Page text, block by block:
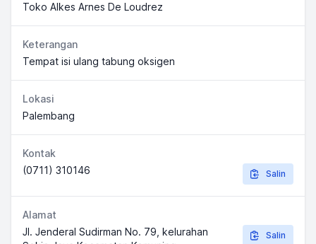
Toko Alkes Arnes De Loudrez
Keterangan
Tempat isi ulang tabung oksigen
Lokasi
Palembang
Kontak
(0711) 310146
Salin
Alamat
Jl. Jenderal Sudirman No. 79, kelurahan
Salin